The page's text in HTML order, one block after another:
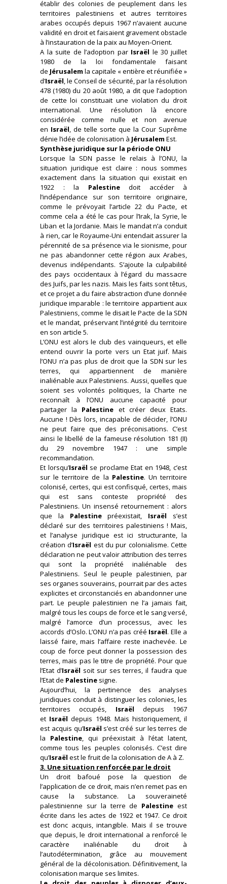
établir des colonies de peuplement dans les
territoires palestiniens et autres territoires
arabes occupés depuis 1967 n’avaient aucune
validité en droit et faisaient gravement obstacle
à l’instauration de la paix au Moyen-Orient.
A la suite de l’adoption par Israël le 30 juillet
1980 de la loi fondamentale faisant
de Jérusalem la capitale « entière et réunifiée »
d’Israël, le Conseil de sécurité, par la résolution
478 (1980) du 20 août 1980, a dit que l’adoption
de cette loi constituait une violation du droit
international. Une résolution là encore
considérée comme nulle et non avenue
en Israël, de telle sorte que la Cour Suprême
dénie l’idée de colonisation à Jérusalem Est.
Synthèse juridique sur la période ONU
Lorsque la SDN passe le relais à l’ONU, la
situation juridique est claire : nous sommes
exactement dans la situation qui existait en
1922 : la Palestinedoit accéder à
l’indépendance sur son territoire originaire,
comme le prévoyait l’article 22 du Pacte, et
comme cela a été le cas pour l’Irak, la Syrie, le
Liban et la Jordanie. Mais le mandat n’a conduit
à rien, car le Royaume-Uni entendait assurer la
pérennité de sa présence via le sionisme, pour
ne pas abandonner cette région aux Arabes,
devenus indépendants. S’ajoute la culpabilité
des pays occidentaux à l’égard du massacre
des Juifs, par les nazis. Mais les faits sont têtus,
et ce projet a du faire abstraction d’une donnée
juridique imparable : le territoire appartient aux
Palestiniens, comme le disait le Pacte de la SDN
et le mandat, préservant l’intégrité du territoire
en son article 5.
L’ONU est alors le club des vainqueurs, et elle
entend ouvrir la porte vers un Etat juif. Mais
l’ONU n’a pas plus de droit que la SDN sur les
terres, qui appartiennent de manière
inaliénable aux Palestiniens. Aussi, quelles que
soient ses volontés politiques, la Charte ne
reconnaît à l’ONU aucune capacité pour
partager la Palestine et créer deux Etats.
Aucune ! Dès lors, incapable de décider, l’ONU
ne peut faire que des préconisations. C’est
ainsi le libellé de la fameuse résolution 181 (II)
du 29 novembre 1947 : une simple
recommandation.
Et lorsqu’Israël se proclame Etat en 1948, c’est
sur le territoire de la Palestine. Un territoire
colonisé, certes, qui est confisqué, certes, mais
qui est sans conteste propriété des
Palestiniens. Un insensé retournement : alors
que la Palestinepréexistait, Israël s’est
déclaré sur des territoires palestiniens ! Mais,
et l’analyse juridique est ici structurante, la
création d’Israël est du pur colonialisme. Cette
déclaration ne peut valoir attribution des terres
qui sont la propriété inaliénable des
Palestiniens. Seul le peuple palestinien, par
ses organes souverains, pourrait par des actes
explicites et circonstanciés en abandonner une
part. Le peuple palestinien ne l’a jamais fait,
malgré tous les coups de force et le sang versé,
malgré l’amorce d’un processus, avec les
accords d’Oslo. L’ONU n’a pas créé Israël. Elle a
laissé faire, mais l’affaire reste inachevée. Le
coup de force peut donner la possession des
terres, mais pas le titre de propriété. Pour que
l’Etat d’Israël soit sur ses terres, il faudra que
l’Etat de Palestine signe.
Aujourd’hui, la pertinence des analyses
juridiques conduit à distinguer les colonies, les
territoires occupés, Israël depuis 1967
et Israël depuis 1948. Mais historiquement, il
est acquis qu’Israël s’est créé sur les terres de
la Palestine, qui préexistait à l’état latent,
comme tous les peuples colonisés. C’est dire
qu’Israël est le fruit de la colonisation de A à Z.
3. Une situation renforcée par le droit
Un droit bafoué pose la question de
l’application de ce droit, mais n’en remet pas en
cause la substance. La souveraineté
palestinienne sur la terre de Palestine est
écrite dans les actes de 1922 et 1947. Ce droit
est donc acquis, intangible. Mais il se trouve
que depuis, le droit international a renforcé le
caractère inaliénable du droit à
l’autodétermination, grâce au mouvement
général de la décolonisation. Définitivement, la
colonisation marque ses limites.